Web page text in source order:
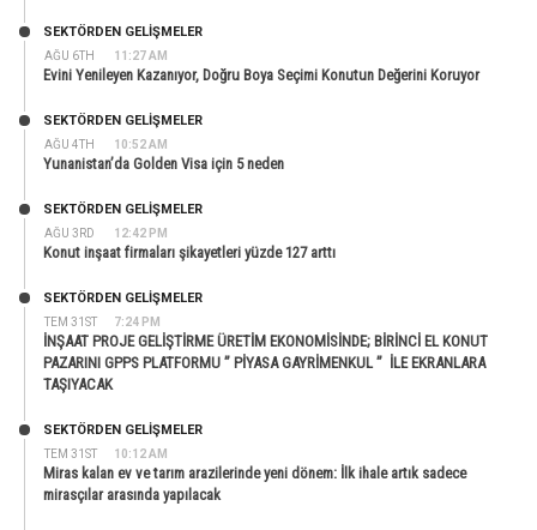
AĞU 6TH 11:27 AM
SEKTÖRDEN GELIŞMELER
Evini Yenileyen Kazanıyor, Doğru Boya Seçimi Konutun Değerini Koruyor
AĞU 4TH 10:52 AM
SEKTÖRDEN GELIŞMELER
Yunanistan’da Golden Visa için 5 neden
AĞU 3RD 12:42 PM
SEKTÖRDEN GELIŞMELER
Konut inşaat firmaları şikayetleri yüzde 127 arttı
TEM 31ST 7:24 PM
SEKTÖRDEN GELIŞMELER
İNŞAAT PROJE GELİŞTİRME ÜRETİM EKONOMİSİNDE; BİRİNCİ EL KONUT
PAZARINI GPPS PLATFORMU ” PİYASA GAYRİMENKUL ” İLE EKRANLARA
TAŞIYACAK
TEM 31ST 10:12 AM
SEKTÖRDEN GELIŞMELER
Miras kalan ev ve tarım arazilerinde yeni dönem: İlk ihale artık sadece
mirasçılar arasında yapılacak